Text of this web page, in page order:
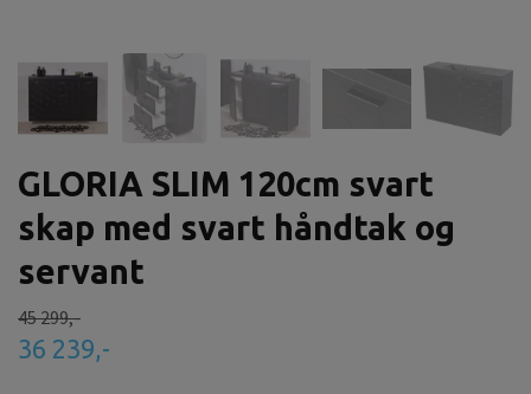
GLORIA SLIM 120cm svart
skap med svart håndtak og
servant
45 299,-
36 239,-